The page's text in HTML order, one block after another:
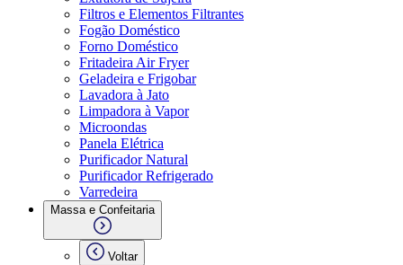
Filtros e Elementos Filtrantes
Fogão Doméstico
Forno Doméstico
Fritadeira Air Fryer
Geladeira e Frigobar
Lavadora à Jato
Limpadora à Vapor
Microondas
Panela Elétrica
Purificador Natural
Purificador Refrigerado
Varredeira
Massa e Confeitaria
Voltar